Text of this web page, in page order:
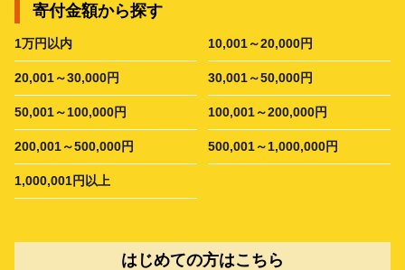
寄付金額から探す
1万円以内 10,001～20,000円
20,001～30,000円 30,001～50,000円
50,001～100,000円 100,001～200,000円
200,001～500,000円 500,001～1,000,000円
1,000,001円以上
はじめての方はこちら